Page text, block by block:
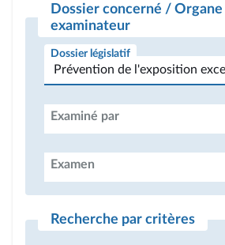
Dossier concerné / Organe
examinateur
Dossier législatif
Examiné par
Examen
Recherche par critères